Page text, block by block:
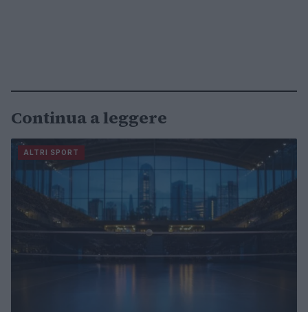
Continua a leggere
ALTRI SPORT